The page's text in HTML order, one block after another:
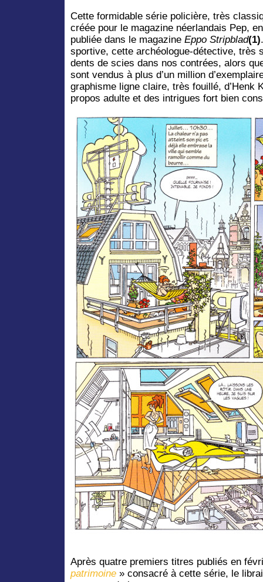
Cette formidable série policière, très
créée pour le magazine néerlandais Pep,
publiée dans le magazine Eppo Stripblad(1)
sportive, cette archéologue-détective, très
dents de scies dans nos contrées, alors
sont vendus à plus d’un million
graphisme ligne claire, très fouillé, d’Henk
propos adulte et des intrigues fort bien
Après quatre premiers titres publiés en
patrimoine » consacré à cette série, le